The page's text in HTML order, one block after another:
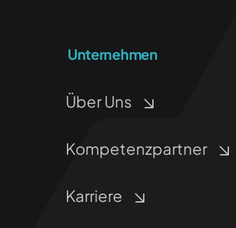
Unternehmen
Über Uns
Kompetenzpartner
Karriere